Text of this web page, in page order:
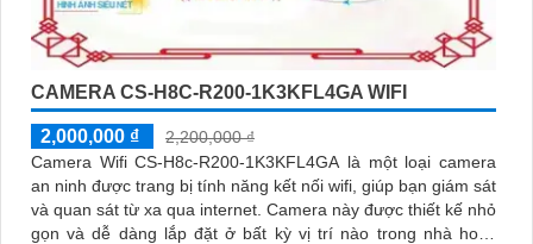
CAMERA CS-H8C-R200-1K3KFL4GA WIFI
2,000,000 ₫
2,200,000 ₫
Camera Wifi CS-H8c-R200-1K3KFL4GA là một loại camera
an ninh được trang bị tính năng kết nối wifi, giúp bạn giám sát
và quan sát từ xa qua internet. Camera này được thiết kế nhỏ
gọn và dễ dàng lắp đặt ở bất kỳ vị trí nào trong nhà hoặc